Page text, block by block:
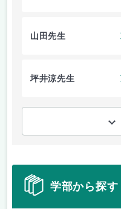
山田先生
坪井涼先生
学部から探す